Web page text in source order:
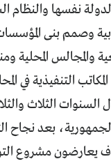
نفسها
وصمم بنى
والمجالس
التنفيذية
سوف يعارضون مشروع